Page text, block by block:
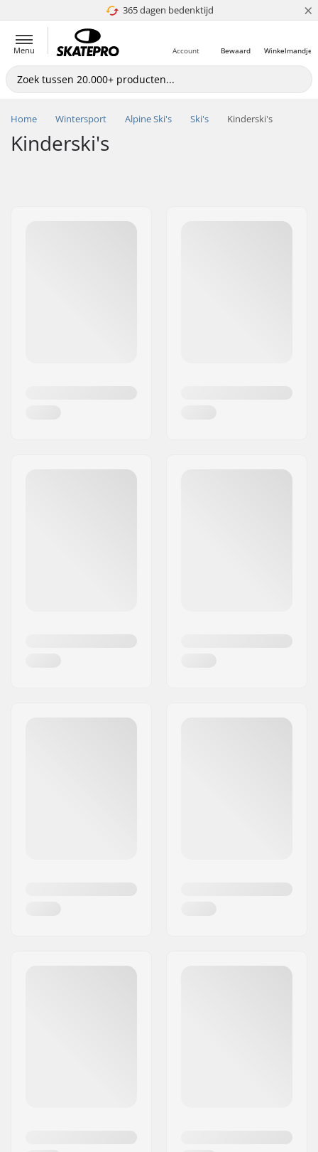
365 dagen bedenktijd
4.8 van 5 ×
Menu Winkelmandje
Bewaard
Account
Home Wintersport Alpine Ski's Ski's Kinderski's
Kinderski's